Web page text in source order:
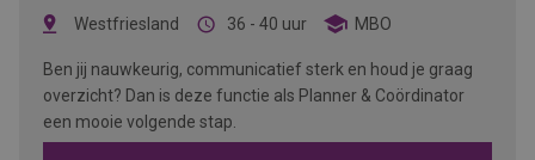
Westfriesland 36 - 40 uur MBO
Ben jij nauwkeurig, communicatief sterk en houd je graag
overzicht? Dan is deze functie als Planner & Coördinator
een mooie volgende stap.